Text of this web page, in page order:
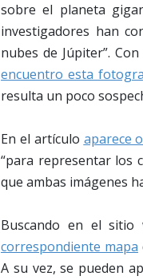
sobre el planeta
investigadores han
nubes de Júpiter”.
encuentro esta
resulta un poco
En el artículo aparece
“para representar los
que ambas imágenes
Buscando en el sitio
correspondiente mapa
A su vez, se pueden